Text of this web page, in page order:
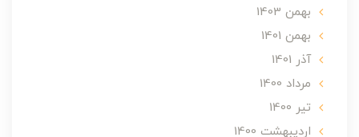
بهمن 1403
بهمن 1401
آذر 1401
مرداد 1400
تير 1400
ارديبهشت 1400